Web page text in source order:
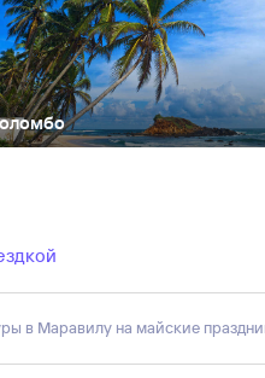
в Маравилу на майские